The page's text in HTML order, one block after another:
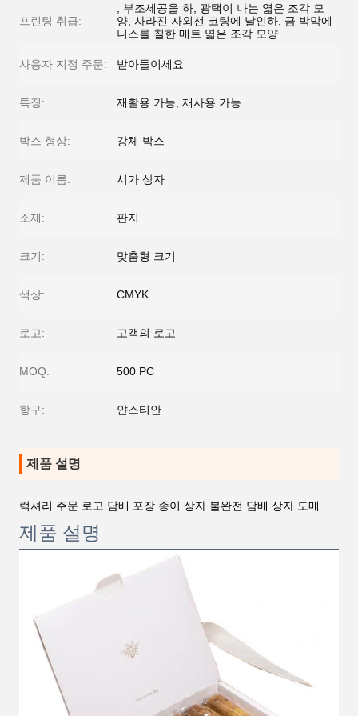
프린팅 취급:
, 부조세공을 하, 광택이 나는 엷은 조각 모
양, 사라진 자외선 코팅에 날인하, 금 박막에
니스를 칠한 매트 엷은 조각 모양
사용자 지정 주문: 받아들이세요
특징: 재활용 가능, 재사용 가능
박스 형상: 강체 박스
제품 이름: 시가 상자
소재: 판지
크기: 맞춤형 크기
색상: CMYK
로고: 고객의 로고
MOQ: 500 PC
항구: 얀스티안
제품 설명
럭셔리 주문 로고 담배 포장 종이 상자 불완전 담배 상자 도매
제품 설명